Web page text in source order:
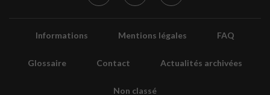
Informations Mentions légales FAQ
Glossaire Contact Actualités archivées
Non classé